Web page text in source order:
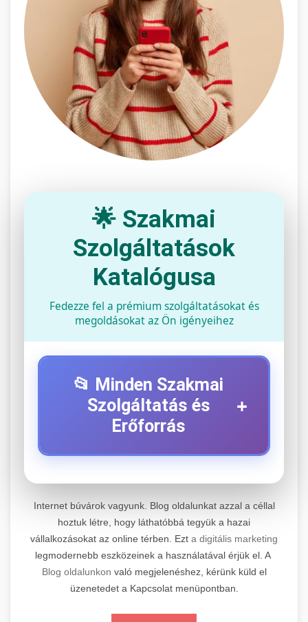
🌟 Szakmai
Szolgáltatások
Katalógusa
Fedezze fel a prémium szolgáltatásokat és
megoldásokat az Ön igényeihez
📂 Minden Szakmai
Szolgáltatás és
Erőforrás
+
+
Professzionális elektromos roller javítási és
karbantartási szolgáltatások. Szakértő
technikusaink minőségi szervízt nyújtanak
minden jelentős márkához és modellhez.
Szervizközpont Látogatása
📊 2. Online Marketing
Ügynökség
+
Átfogó online marketing szolgáltatások,
beleértve a SEO-t, közösségi média kezelést és
Internet búvárok vagyunk. Blog oldalunkat azzal a céllal
hoztuk létre, hogy láthatóbbá tegyük a hazai
vállalkozásokat az online térben. Ezt a digitális marketing
legmodernebb eszközeinek a használatával érjük el. A
Blog oldalunkon való megjelenéshez, kérünk küld el
üzenetedet a Kapcsolat menüpontban.